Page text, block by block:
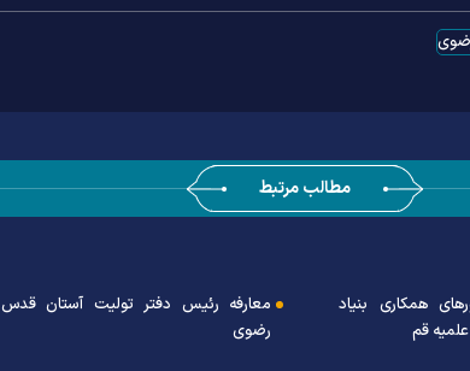
مطالب مرتبط
همکاری بنیاد
قم
معارفه رئیس دفتر تولیت آستان قدس
رضوی